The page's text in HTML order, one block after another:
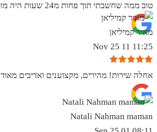
טוב ממה שחשבתי תוך פחות מ24 שעות היה מוכן ממליץ מאוד
מאיר קמיליאן
11:25 11 Nov 25
אחלה שירות! מהירים, מקצוענים ואדיבים
Natali Nahman maman